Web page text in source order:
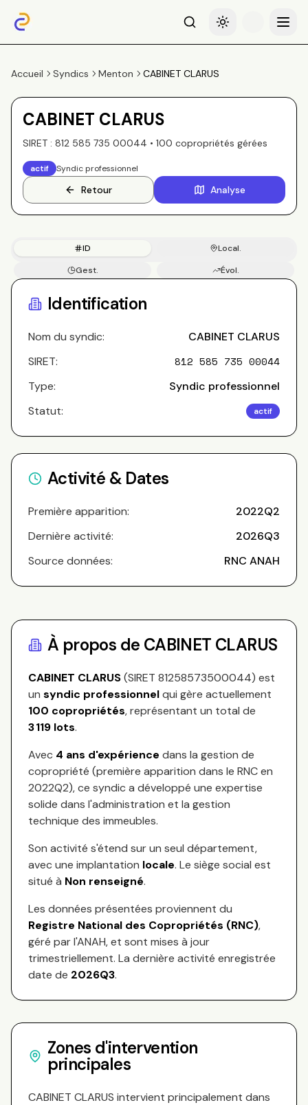
RechercheBasculer le thème
Menu
Accueil Syndics Menton CABINET CLARUS
CABINET CLARUS
SIRET : 812 585 735 00044 • 100 copropriétés gérées
actif Syndic professionnel
Retour Analyse
ID
Local.
Gest.
Évol.
Identification
Nom du syndic:
CABINET CLARUS
SIRET:
812 585 735 00044
Type:
Syndic professionnel
Statut:
actif
Activité & Dates
Première apparition:
2022Q2
Dernière activité:
2026Q3
Source données:
RNC ANAH
À propos de CABINET CLARUS
CABINET CLARUS(SIRET 81258573500044) est
un syndic professionnelqui gère actuellement
100 copropriétés, représentant un total de
3 119 lots.
Avec 4 ans d'expérience dans la gestion de
copropriété (première apparition dans le RNC en
2022Q2), ce syndic a développé une expertise
solide dans l'administration et la gestion
technique des immeubles.
Son activité s'étend surun seul département,
avec une implantation locale. Le siège social est
situé à Non renseigné.
Les données présentées proviennent du
Registre National des Copropriétés (RNC),
géré par l'ANAH, et sont mises à jour
trimestriellement. La dernière activité enregistrée
date de 2026Q3.
Zones d'intervention
principales
CABINET CLARUS intervient principalement dans